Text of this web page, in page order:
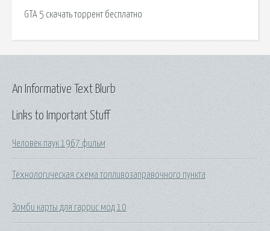
GTA 5 скачать торрент бесплатно
Links to Important Stuff
Человек паук 1967 фильм
Технологическая схема топливозаправочного пункта
Зомби карты для гаррис мод 10
An Informative Text Blurb